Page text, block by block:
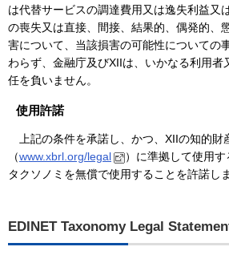
は代替サービスの調達費用又は逸失利益又
の喪失又は直接、間接、結果的、偶発的、
害について、当該損害の可能性についての
わらず、金融庁及びXIIは、いかなる利用者
任を負いません。
使用許諾
上記の条件を承諾し、かつ、XIIの知的財
（www.xbrl.org/legal
）に準拠して使用
タクソノミを無償で使用することを許諾しま
EDINET Taxonomy Legal